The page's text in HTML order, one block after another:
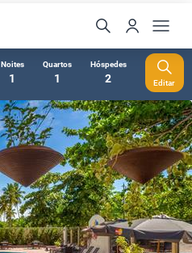
Noites
1
Quartos
1
Hóspedes
2 Editar